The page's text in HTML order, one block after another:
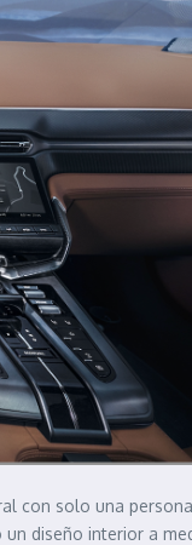
con solo una
diseño interior a